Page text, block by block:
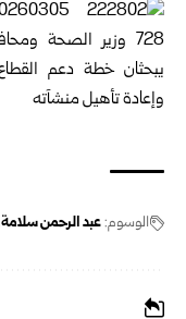
الوسوم:عبد الرحمن سلامة